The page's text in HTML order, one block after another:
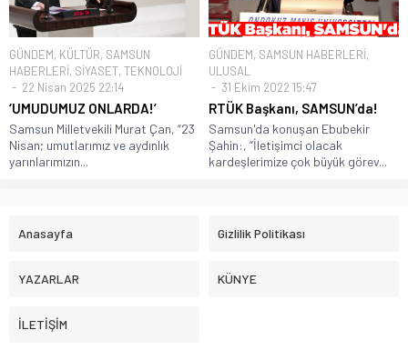
GÜNDEM, KÜLTÜR, SAMSUN
HABERLERİ, SİYASET, TEKNOLOJİ
22 Nisan 2025 22:14
‘UMUDUMUZ ONLARDA!’
Samsun Milletvekili Murat Çan, “23
Nisan; umutlarımız ve aydınlık
yarınlarımızın...
GÜNDEM, SAMSUN HABERLERİ,
ULUSAL
31 Ekim 2022 15:47
RTÜK Başkanı, SAMSUN’da!
Samsun'da konuşan Ebubekir
Şahin:, “İletişimci olacak
kardeşlerimize çok büyük görev...
Anasayfa Gizlilik Politikası
YAZARLAR KÜNYE
İLETİŞİM